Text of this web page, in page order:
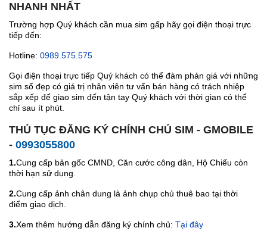
NHANH NHẤT
Trường hợp Quý khách cần mua sim gấp hãy gọi điện thoại trực
tiếp đến:
Hotline: 0989.575.575
Gọi điện thoại trực tiếp Quý khách có thể đàm phán giá với những
sim số đẹp có giá trị nhân viên tư vấn bán hàng có trách nhiệp
sắp xếp để giao sim đến tận tay Quý khách với thời gian có thể
chỉ sau ít phút.
THỦ TỤC ĐĂNG KÝ CHÍNH CHỦ SIM - GMOBILE
- 0993055800
1.Cung cấp bản gốc CMND, Căn cước công dân, Hộ Chiếu còn
thời hạn sử dụng.
2.Cung cấp ảnh chân dung là ảnh chụp chủ thuê bao tại thời
điểm giao dịch.
3.Xem thêm hướng dẫn đăng ký chính chủ: Tại đây